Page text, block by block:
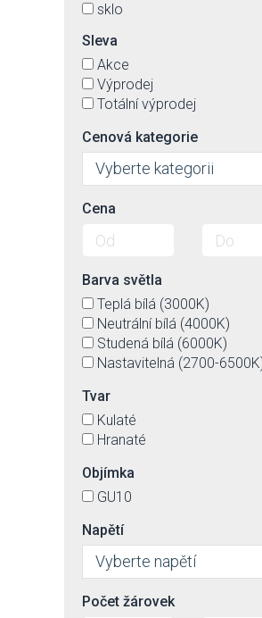
sklo
Sleva
Akce
Výprodej
Totální výprodej
Cenová kategorie
Vyberte kategorii
Cena
Barva světla
Teplá bílá (3000K)
Neutrální bílá (4000K)
Studená bílá (6000K)
Nastavitelná (2700-
Tvar
Kulaté
Hranaté
Objímka
GU10
Napětí
Vyberte napětí
Počet žárovek